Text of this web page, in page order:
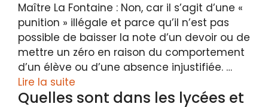
Maître La Fontaine : Non, car il s’agit d’une «
punition » illégale et parce qu’il n’est pas
possible de baisser la note d’un devoir ou de
mettre un zéro en raison du comportement
d’un élève ou d’une absence injustifiée. …
Lire la suite
Quelles sont dans les lycées et